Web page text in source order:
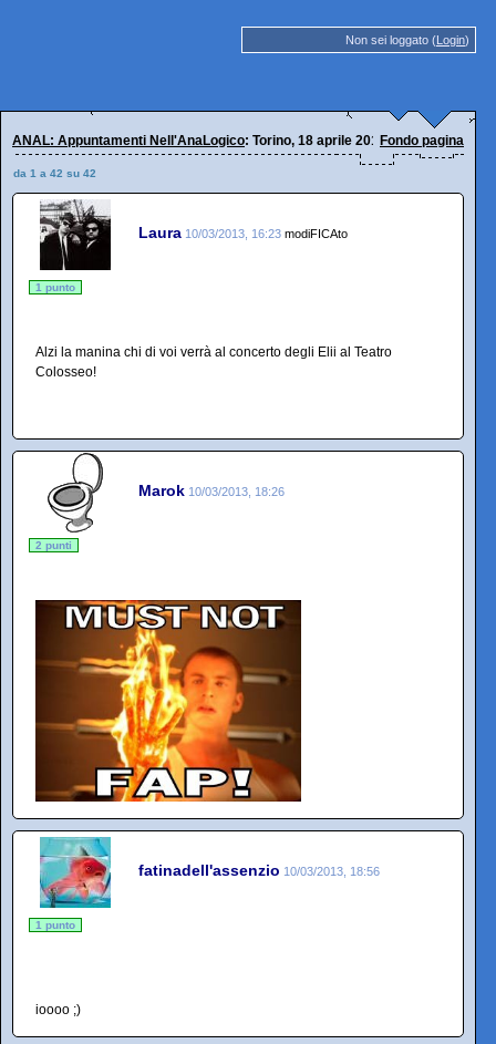
Non sei loggato (Login)
ANAL: Appuntamenti Nell'AnaLogico: Torino, 18 aprile 2013Fondo pagina
da 1 a 42 su 42
Laura 10/03/2013, 16:23 modiFICAto
1 punto
Alzi la manina chi di voi verrà al concerto degli Elii al Teatro
Colosseo!
Marok 10/03/2013, 18:26
2 punti
fatinadell'assenzio 10/03/2013, 18:56
1 punto
ioooo ;)